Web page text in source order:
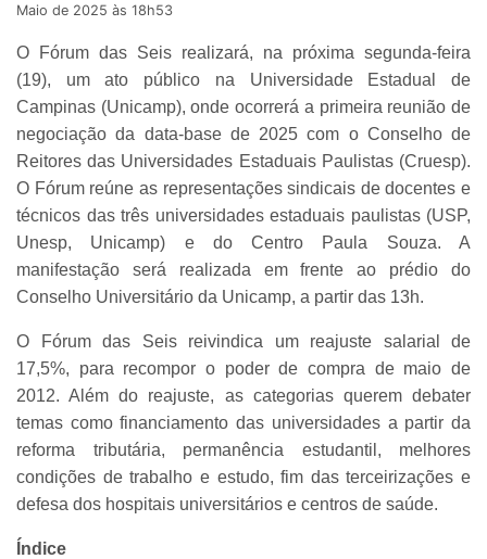
Maio de 2025 às 18h53
O Fórum das Seis realizará, na próxima segunda-feira
(19), um ato público na Universidade Estadual de
Campinas (Unicamp), onde ocorrerá a primeira reunião de
negociação da data-base de 2025 com o Conselho de
Reitores das Universidades Estaduais Paulistas (Cruesp).
O Fórum reúne as representações sindicais de docentes e
técnicos das três universidades estaduais paulistas (USP,
Unesp, Unicamp) e do Centro Paula Souza. A
manifestação será realizada em frente ao prédio do
Conselho Universitário da Unicamp, a partir das 13h.
O Fórum das Seis reivindica um reajuste salarial de
17,5%, para recompor o poder de compra de maio de
2012. Além do reajuste, as categorias querem debater
temas como financiamento das universidades a partir da
reforma tributária, permanência estudantil, melhores
condições de trabalho e estudo, fim das terceirizações e
defesa dos hospitais universitários e centros de saúde.
Índice